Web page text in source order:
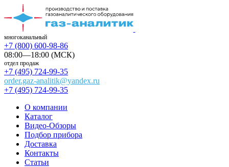
многоканальный
+7 (800) 600-98-86
08:00—18:00 (МСК)
отдел продаж
+7 (495) 724-99-35
order.gaz-analitik@yandex.ru
+7 (495) 724-99-35
О компании
Каталог
Видео-Обзоры
Подбор прибора
Доставка
Контакты
Статьи